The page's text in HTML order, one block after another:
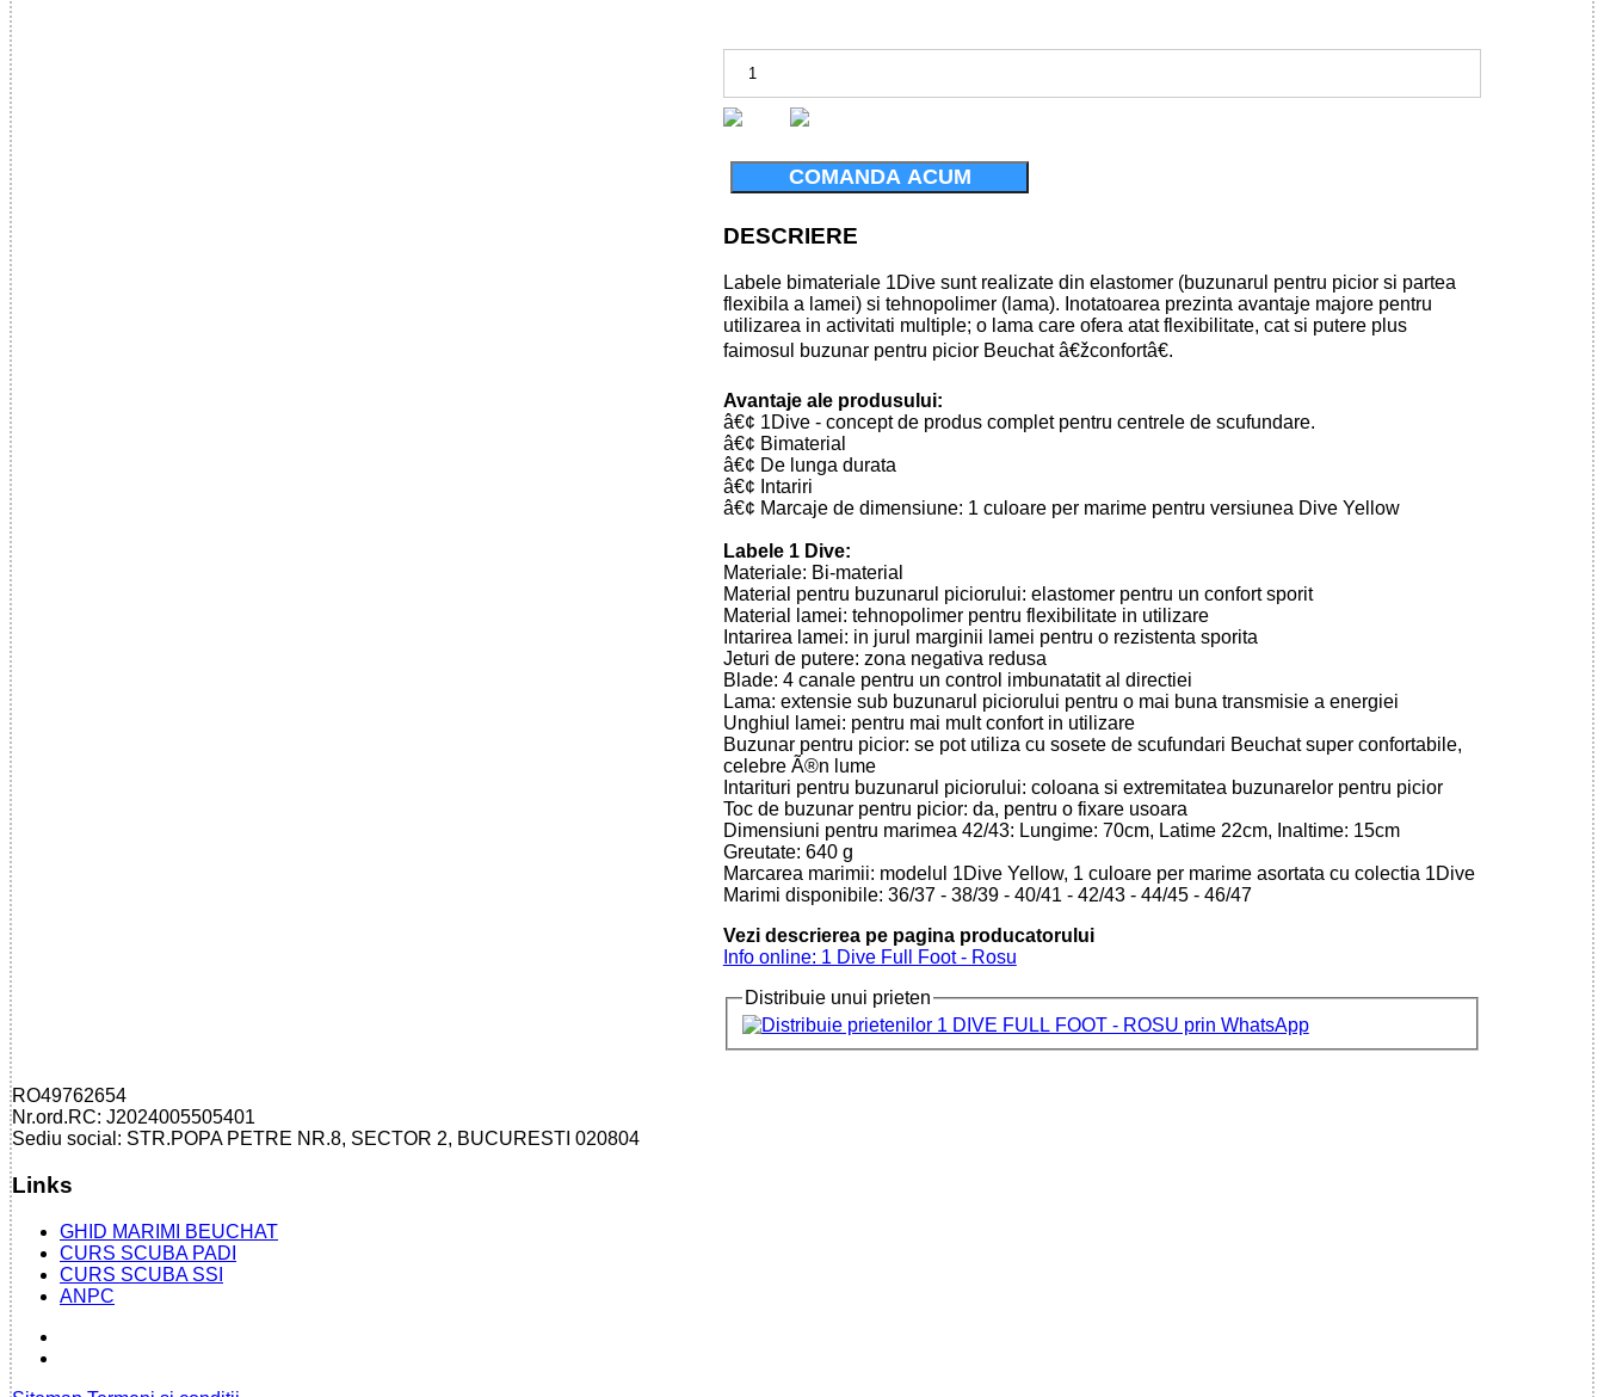
COMANDA ACUM
DESCRIERE
Labele bimateriale 1Dive sunt realizate din elastomer (buzunarul pentru picior si partea
flexibila a lamei) si tehnopolimer (lama). Inotatoarea prezinta avantaje majore pentru
utilizarea in activitati multiple; o lama care ofera atat flexibilitate, cat si putere plus
faimosul buzunar pentru picior Beuchat â€žconfortâ€.
Avantaje ale produsului:
â€¢ 1Dive - concept de produs complet pentru centrele de scufundare.
â€¢ Bimaterial
â€¢ De lunga durata
â€¢ Intariri
â€¢ Marcaje de dimensiune: 1 culoare per marime pentru versiunea Dive Yellow
Labele 1 Dive:
Materiale: Bi-material
Material pentru buzunarul piciorului: elastomer pentru un confort sporit
Material lamei: tehnopolimer pentru flexibilitate in utilizare
Intarirea lamei: in jurul marginii lamei pentru o rezistenta sporita
Jeturi de putere: zona negativa redusa
Blade: 4 canale pentru un control imbunatatit al directiei
Lama: extensie sub buzunarul piciorului pentru o mai buna transmisie a energiei
Unghiul lamei: pentru mai mult confort in utilizare
Buzunar pentru picior: se pot utiliza cu sosete de scufundari Beuchat super confortabile,
celebre Ã®n lume
Intarituri pentru buzunarul piciorului: coloana si extremitatea buzunarelor pentru picior
Toc de buzunar pentru picior: da, pentru o fixare usoara
Dimensiuni pentru marimea 42/43: Lungime: 70cm, Latime 22cm, Inaltime: 15cm
Greutate: 640 g
Marcarea marimii: modelul 1Dive Yellow, 1 culoare per marime asortata cu colectia 1Dive
Marimi disponibile: 36/37 - 38/39 - 40/41 - 42/43 - 44/45 - 46/47
Vezi descrierea pe pagina producatorului
Info online: 1 Dive Full Foot - Rosu
Distribuie unui prieten
RO49762654
Nr.ord.RC: J2024005505401
Sediu social: STR.POPA PETRE NR.8, SECTOR 2, BUCURESTI 020804
Links
GHID MARIMI BEUCHAT
CURS SCUBA PADI
CURS SCUBA SSI
ANPC